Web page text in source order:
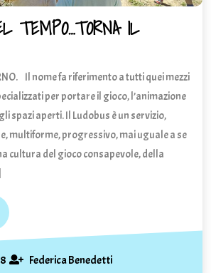
TEMPO…TORNA IL
Il nome fa riferimento a tutti quei mezzi
per portare il gioco, l’animazione
spazi aperti. Il Ludobus è un servizio,
multiforme, progressivo, mai uguale a se
cultura del gioco consapevole, della
MaggioFederica BenedettiFederica